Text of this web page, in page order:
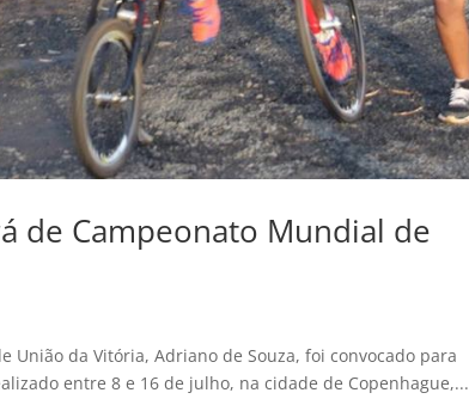
de Campeonato Mundial de
da Vitória, Adriano de Souza, foi convocado para
entre 8 e 16 de julho, na cidade de Copenhague,...